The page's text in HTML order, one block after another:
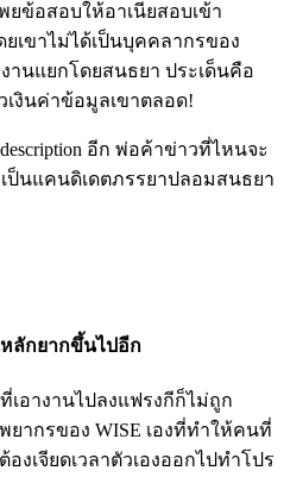
ข้อสอบให้อาเนียสอบเข้า
เขาไม่ได้เป็นบุคคลากรของ
านแยกโดยสนธยา ประเด็นคือ
เงินค่าข้อมูลเขาตลอด!
อีก พ่อค้าข่าวที่ไหนจะ
ป็นแคนดิเดตภรรยาปลอมสนธยา
ลักยากขึ้นไปอีก
อางานไปลงแฟรงกีก็ไม่ถูก
ากรของ WISE เองที่ทำให้คนที่
งเจียดเวลาตัวเองออกไปทำโปร